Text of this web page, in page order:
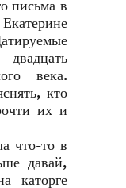
письма в
века.
кто
их и
что-то в
давай,
каторге